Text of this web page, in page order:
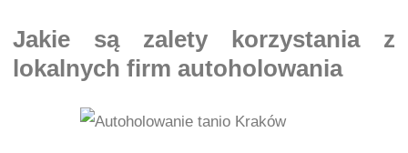
Jakie są zalety korzystania z
lokalnych firm autoholowania